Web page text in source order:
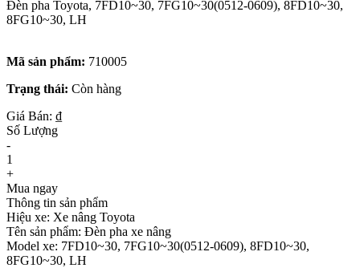
Đèn pha Toyota, 7FD10~30, 7FG10~30(0512-0609), 8FD10~30,
8FG10~30, LH
Mã sản phẩm: 710005
Trạng thái: Còn hàng
Giá Bán: ₫
Số Lượng
-
1
+
Mua ngay
Thông tin sản phẩm
Hiệu xe: Xe nâng Toyota
Tên sản phẩm: Đèn pha xe nâng
Model xe: 7FD10~30, 7FG10~30(0512-0609), 8FD10~30,
8FG10~30, LH